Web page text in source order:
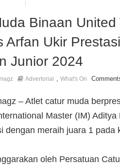
Binaan United
Arfan Ukir
Junior 2024
Advertorial , What's On
– Atlet catur muda
Master (IM) Aditya
dengan meraih juara 1 pada
oleh Persatuan